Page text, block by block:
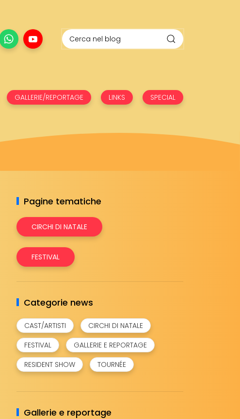
GALLERIE/REPORTAGE LINKS SPECIAL
Pagine tematiche
CIRCHI DI NATALE
FESTIVAL
Categorie news
CAST/ARTISTI
CIRCHI DI NATALE
FESTIVAL
GALLERIE E REPORTAGE
RESIDENT SHOW
TOURNÉE
Gallerie e reportage